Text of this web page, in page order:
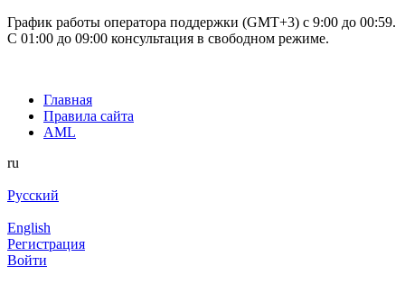
График работы оператора поддержки (GMT+3) c 9:00 до 00:59.
С 01:00 до 09:00 консультация в свободном режиме.
Главная
Правила сайта
AML
ru
Русский
English
Регистрация
Войти